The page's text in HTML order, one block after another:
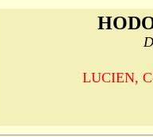
LUCIEN,